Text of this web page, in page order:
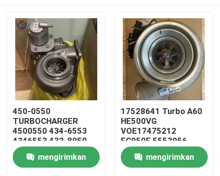
Rumah
450-0550
TURBOCHARGER
4500550 434-6553
4346553 432-8950
4328950 450-0557
CAT390F Turbo
mengirimkan
17528641 Turbo A60
HE500VG
VOE17475212
EC950F 5553956
Turbocharger
5553975 5553977
Suku Cadang Mesin
mengirimkan